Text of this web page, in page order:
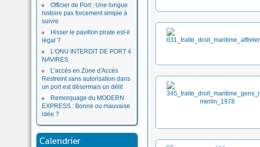
Officier de Port : Une longue
histoire pas forcement simple à
suivre
Hisser le pavillon pirate est-il
légal ?
L'ONU INTERDIT DE PORT 4
NAVIRES
L'accès en Zone d'Accès
Restreint sans autorisation dans
un port est désormais un délit
Remorquage du MODERN
EXPRESS : Bonne ou mauvaise
idée ?
Calendrier